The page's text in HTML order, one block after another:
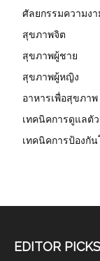
ศัลยกรรมความงา
สุขภาพจิต
สุขภาพผู้ชาย
สุขภาพผู้หญิง
อาหารเพื่อสุขภาพ
เทคนิคการดูแลตัว
เทคนิคการป้องกั
EDITOR PICKS